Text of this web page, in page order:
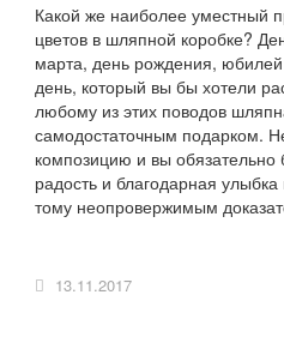
Какой же наиболее уместный
цветов в шляпной коробке?
марта, день рождения,
день, который вы бы хотели
любому из этих поводов
самодостаточным подарком.
композицию и вы обязательно
радость и благодарная улыбка
тому неопровержимым
13.11.2017